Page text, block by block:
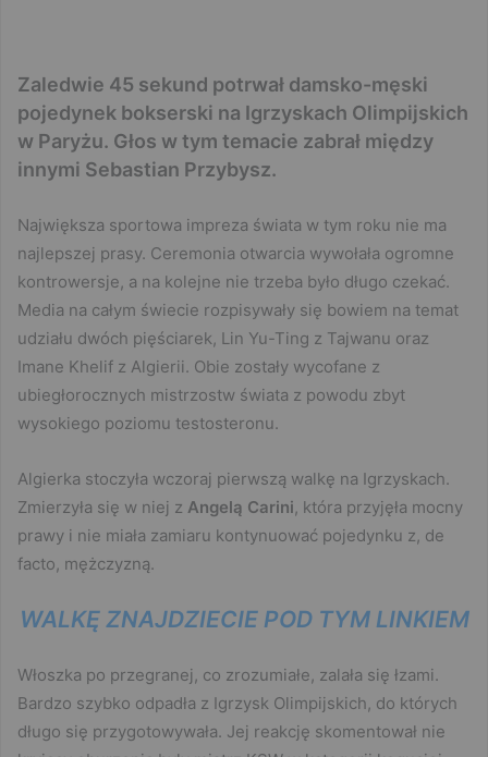
Zaledwie 45 sekund potrwał damsko-męski
pojedynek bokserski na Igrzyskach Olimpijskich
w Paryżu. Głos w tym temacie zabrał między
innymi Sebastian Przybysz.
Największa sportowa impreza świata w tym roku nie ma
najlepszej prasy. Ceremonia otwarcia wywołała ogromne
kontrowersje, a na kolejne nie trzeba było długo czekać.
Media na całym świecie rozpisywały się bowiem na temat
udziału dwóch pięściarek, Lin Yu-Ting z Tajwanu oraz
Imane Khelif z Algierii. Obie zostały wycofane z
ubiegłorocznych mistrzostw świata z powodu zbyt
wysokiego poziomu testosteronu.
Algierka stoczyła wczoraj pierwszą walkę na Igrzyskach.
Zmierzyła się w niej z Angelą Carini, która przyjęła mocny
prawy i nie miała zamiaru kontynuować pojedynku z, de
facto, mężczyzną.
WALKĘ ZNAJDZIECIE POD TYM LINKIEM
Włoszka po przegranej, co zrozumiałe, zalała się łzami.
Bardzo szybko odpadła z Igrzysk Olimpijskich, do których
długo się przygotowywała. Jej reakcję skomentował nie